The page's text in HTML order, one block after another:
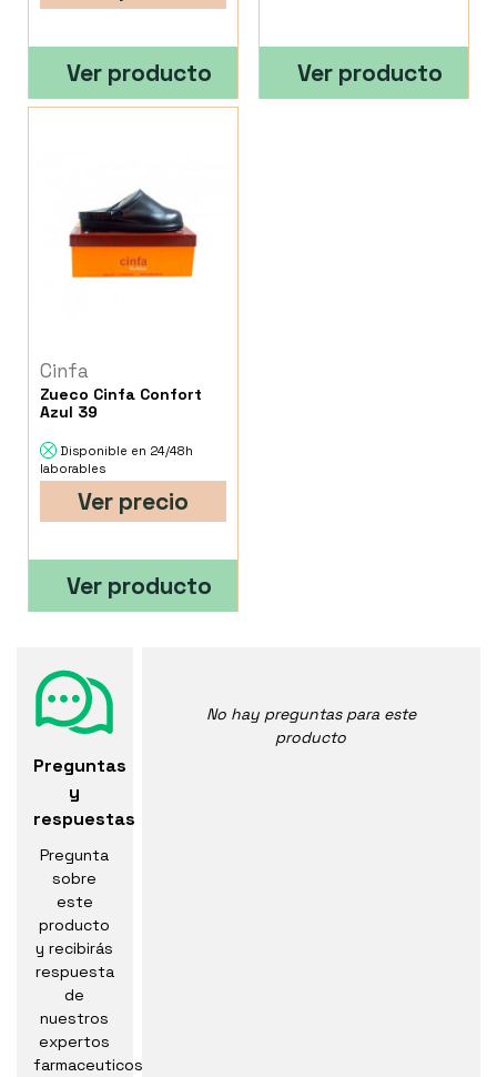
Ver producto Ver producto
Cinfa
Zueco Cinfa Confort
Azul 39
Disponible en 24/48h
laborables
Ver precio
Ver producto
Preguntas
y
respuestas
Pregunta
sobre
este
producto
y recibirás
respuesta
de
nuestros
expertos
farmaceuticos
No hay preguntas para este
producto